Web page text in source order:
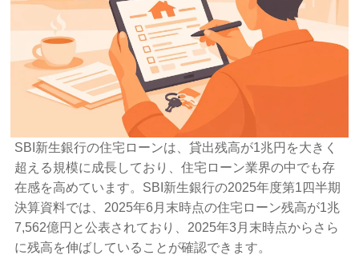
SBI新生銀行の住宅ローンは、貸出残高が1兆円を大きく
超える規模に成長しており、住宅ローン業界の中でも存
在感を高めています。SBI新生銀行の2025年度第1四半期
決算資料では、2025年6月末時点の住宅ローン残高が1兆
7,562億円と公表されており、2025年3月末時点からさら
に残高を伸ばしていることが確認できます。